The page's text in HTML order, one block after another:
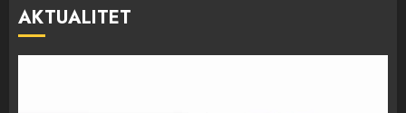
AKTUALITET